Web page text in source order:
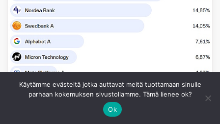
Käytämme evästeitä jotka auttavat meitä tuottamaan sinulle
parhaan kokemuksen sivustollamme. Tämä lienee ok?
Ok